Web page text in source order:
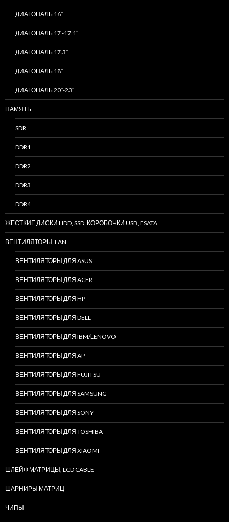
ДИАГОНАЛЬ 16″
ДИАГОНАЛЬ 17 -17.1″
ДИАГОНАЛЬ 17.3″
ДИАГОНАЛЬ 18″
ДИАГОНАЛЬ 20″-23″
ПАМЯТЬ
SDR
DDR1
DDR2
DDR3
DDR4
ЖЕСТКИЕ ДИСКИ HDD, SSD, КОРОБОЧКИ USB, ESATA
ВЕНТИЛЯТОРЫ, FAN
ВЕНТИЛЯТОРЫ ДЛЯ ASUS
ВЕНТИЛЯТОРЫ ДЛЯ ACER
ВЕНТИЛЯТОРЫ ДЛЯ HP
ВЕНТИЛЯТОРЫ ДЛЯ DELL
ВЕНТИЛЯТОРЫ ДЛЯ IBM/LENOVO
ВЕНТИЛЯТОРЫ ДЛЯ AP
ВЕНТИЛЯТОРЫ ДЛЯ FUJITSU
ВЕНТИЛЯТОРЫ ДЛЯ SAMSUNG
ВЕНТИЛЯТОРЫ ДЛЯ SONY
ВЕНТИЛЯТОРЫ ДЛЯ TOSHIBA
ВЕНТИЛЯТОРЫ ДЛЯ XIAOMI
ШЛЕЙФ МАТРИЦЫ, LCD CABLE
ШАРНИРЫ МАТРИЦ
ЧИПЫ